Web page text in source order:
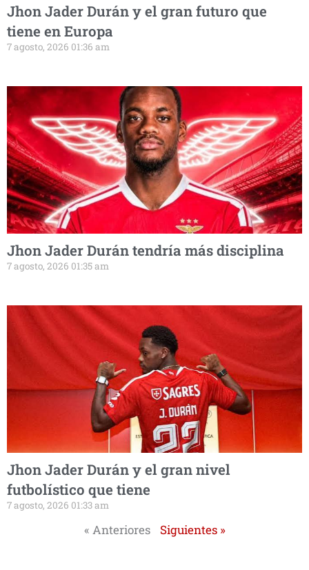
Jhon Jader Durán y el gran futuro que
tiene en Europa
7 agosto, 2026 01:36 am
Jhon Jader Durán tendría más disciplina
7 agosto, 2026 01:35 am
Jhon Jader Durán y el gran nivel
futbolístico que tiene
7 agosto, 2026 01:33 am
« Anteriores Siguientes »